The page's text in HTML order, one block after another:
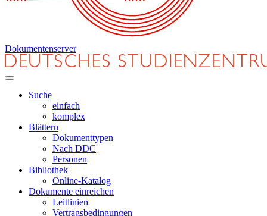
Dokumentenserver
Suche
einfach
komplex
Blättern
Dokumenttypen
Nach DDC
Personen
Bibliothek
Online-Katalog
Dokumente einreichen
Leitlinien
Vertragsbedingungen